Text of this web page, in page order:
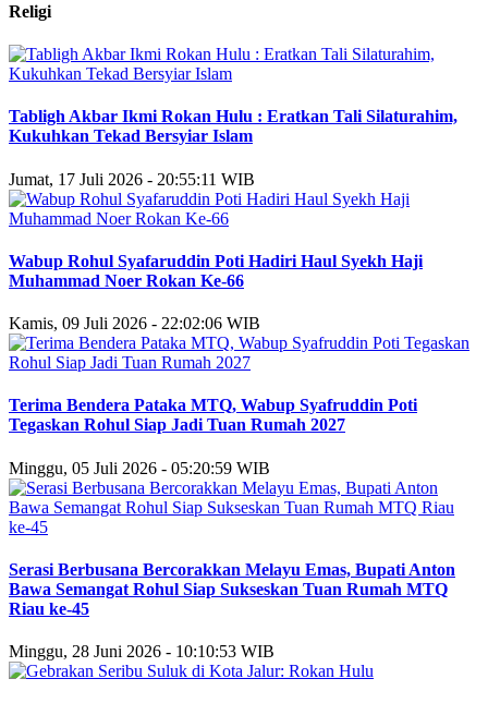
Religi
Tabligh Akbar Ikmi Rokan Hulu : Eratkan Tali Silaturahim,
Kukuhkan Tekad Bersyiar Islam
Jumat, 17 Juli 2026 - 20:55:11 WIB
Wabup Rohul Syafaruddin Poti Hadiri Haul Syekh Haji
Muhammad Noer Rokan Ke-66
Kamis, 09 Juli 2026 - 22:02:06 WIB
Terima Bendera Pataka MTQ, Wabup Syafruddin Poti
Tegaskan Rohul Siap Jadi Tuan Rumah 2027
Minggu, 05 Juli 2026 - 05:20:59 WIB
Serasi Berbusana Bercorakkan Melayu Emas, Bupati Anton
Bawa Semangat Rohul Siap Sukseskan Tuan Rumah MTQ
Riau ke-45
Minggu, 28 Juni 2026 - 10:10:53 WIB